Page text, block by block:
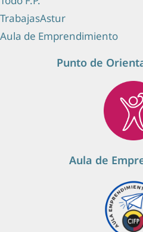
TrabajasAstur
Aula de Emprendimiento
Punto de
Aula de